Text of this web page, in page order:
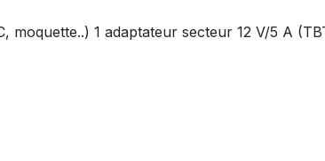
moquette..) 1 adaptateur secteur 12 V/5 A